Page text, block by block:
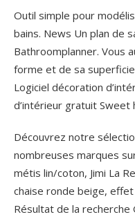
Outil simple pour
bains. News Un plan de
Bathroomplanner. Vous
forme et de sa
Logiciel décoration
d’intérieur gratuit Sweet
Découvrez notre
nombreuses marques
métis lin/coton, Jimi La
chaise ronde beige,
Résultat de la